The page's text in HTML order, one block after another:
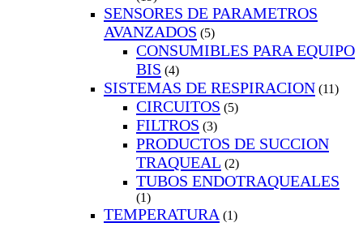
SENSORES DE PARAMETROS
AVANZADOS (5)
CONSUMIBLES PARA EQUIPO
BIS (4)
SISTEMAS DE RESPIRACION (11)
CIRCUITOS (5)
FILTROS (3)
PRODUCTOS DE SUCCION
TRAQUEAL (2)
TUBOS ENDOTRAQUEALES
(1)
TEMPERATURA (1)